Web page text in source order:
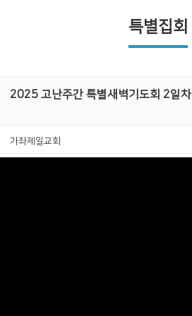
특별집회
2025 고난주간 특별새벽기도회 2일차
가좌제일교회